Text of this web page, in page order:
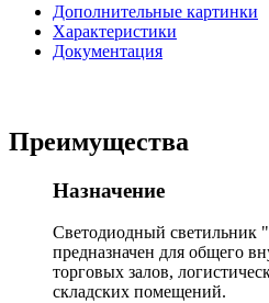
Дополнительные картинки
Характеристики
Документация
Преимущества
Назначение
Светодиодный светильник
предназначен для общего
торговых залов,
складских помещений.